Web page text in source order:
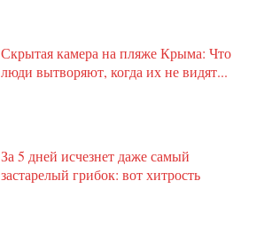
Скрытая камера на пляже Крыма: Что
люди вытворяют, когда их не видят...
За 5 дней исчезнет даже самый
застарелый грибок: вот хитрость